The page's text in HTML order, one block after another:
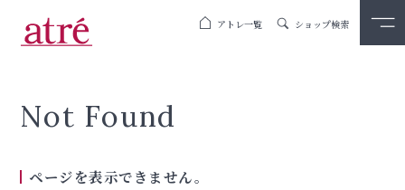
アトレ一覧 ショップ検索
Not Found
ページを表示できません。